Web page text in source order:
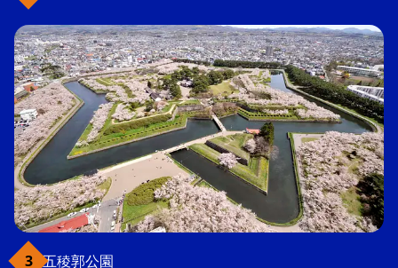
五稜郭公園